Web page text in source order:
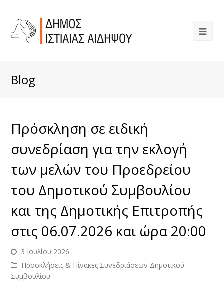
Blog
Πρόσκληση σε ειδική
συνεδρίαση για την εκλογή
των μελών του Προεδρείου
του Δημοτικού Συμβουλίου
και της Δημοτικής Επιτροπής
στις 06.07.2026 και ώρα 20:00
3 Ιουλίου 2026
Προσκλήσεις & Πίνακες Συνεδριάσεων Δημοτικού
Συμβουλίου